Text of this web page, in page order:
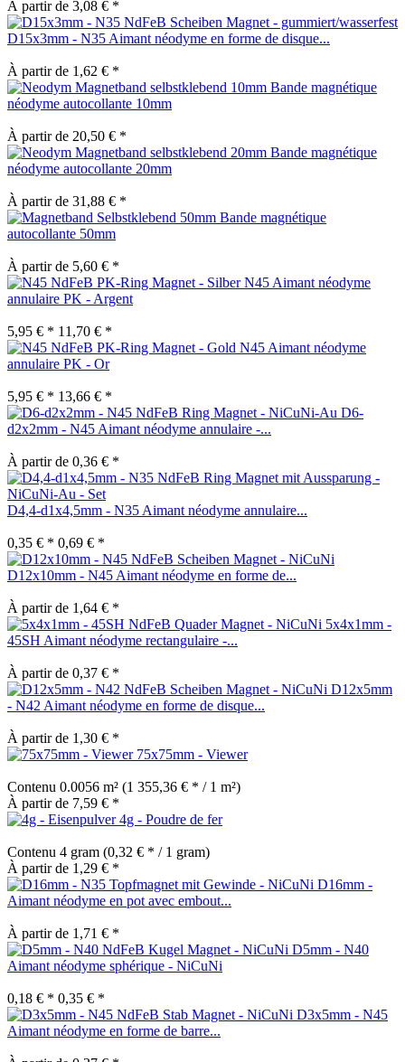
À partir de 3,08 € *
D15x3mm - N35 Aimant néodyme en forme de disque...
À partir de 1,62 € *
Bande magnétique
néodyme autocollante 10mm
À partir de 20,50 € *
Bande magnétique
néodyme autocollante 20mm
À partir de 31,88 € *
Bande magnétique
autocollante 50mm
À partir de 5,60 € *
N45 Aimant néodyme
annulaire PK - Argent
5,95 € * 11,70 € *
N45 Aimant néodyme
annulaire PK - Or
5,95 € * 13,66 € *
D6-
d2x2mm - N45 Aimant néodyme annulaire -...
À partir de 0,36 € *
D4,4-d1x4,5mm - N35 Aimant néodyme annulaire...
0,35 € * 0,69 € *
D12x10mm - N45 Aimant néodyme en forme de...
À partir de 1,64 € *
5x4x1mm -
45SH Aimant néodyme rectangulaire -...
À partir de 0,37 € *
D12x5mm
- N42 Aimant néodyme en forme de disque...
À partir de 1,30 € *
75x75mm - Viewer
Contenu 0.0056 m² (1 355,36 € * / 1 m²)
À partir de 7,59 € *
4g - Poudre de fer
Contenu 4 gram (0,32 € * / 1 gram)
À partir de 1,29 € *
D16mm -
Aimant néodyme en pot avec embout...
À partir de 1,71 € *
D5mm - N40
Aimant néodyme sphérique - NiCuNi
0,18 € * 0,35 € *
D3x5mm - N45
Aimant néodyme en forme de barre...